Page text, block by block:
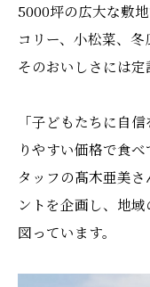
5000坪の広大な敷
コリー、小松菜、冬
そのおいしさには定
「子どもたちに自
りやすい価格で食
タッフの髙木亜美
ントを企画し、地
図っています。